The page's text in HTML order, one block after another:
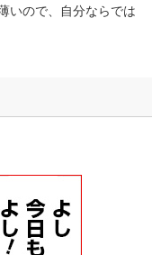
いので、自分ならでは